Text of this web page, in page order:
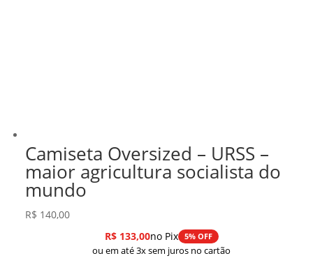
Camiseta Oversized – URSS –
maior agricultura socialista do
mundo
R$ 140,00
R$133,00no Pix 5% OFF
ou em até 3x sem juros no cartão